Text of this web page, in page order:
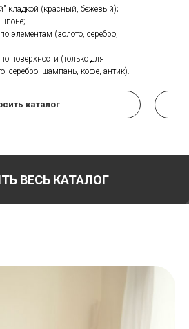
кладкой (красный, бежевый);
элементам (золото, серебро,
поверхности (только для
серебро, шампань, кофе, антик).
каталог
ВЕСЬ КАТАЛОГ